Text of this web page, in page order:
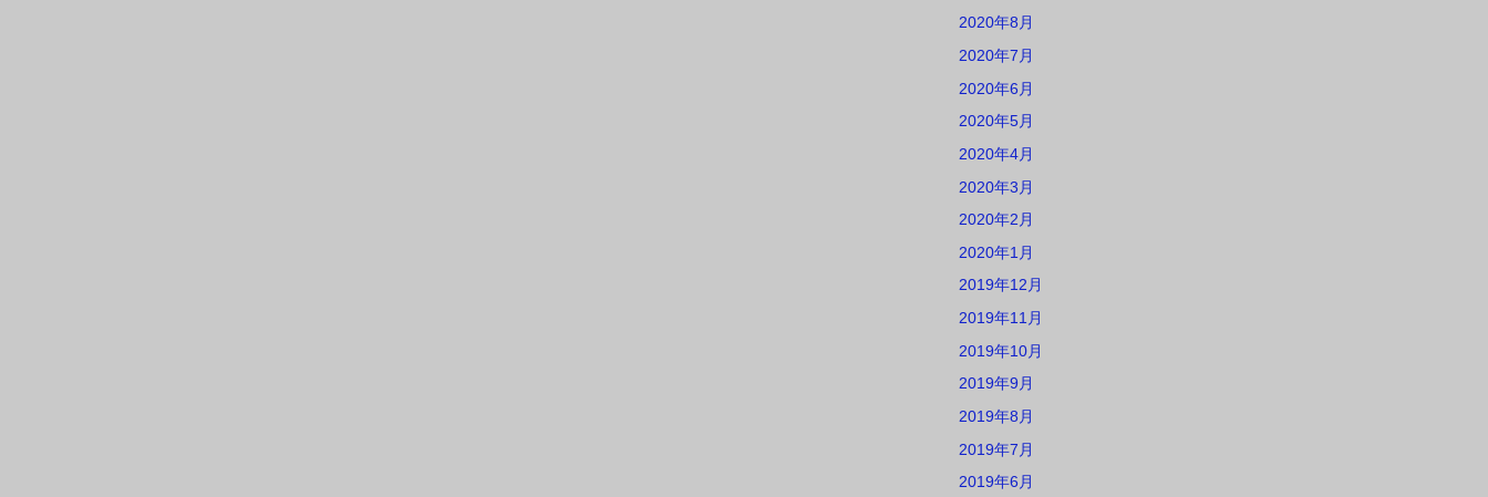
2020年8月
2020年7月
2020年6月
2020年5月
2020年4月
2020年3月
2020年2月
2020年1月
2019年12月
2019年11月
2019年10月
2019年9月
2019年8月
2019年7月
2019年6月